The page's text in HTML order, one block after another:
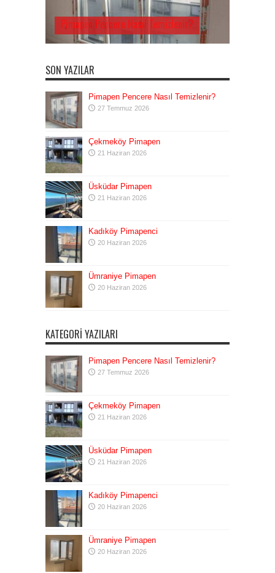
Pimapen Pencere Nasıl Temizlenir?
SON YAZILAR
Pimapen Pencere Nasıl Temizlenir?
27 Temmuz 2026
Çekmeköy Pimapen
21 Haziran 2026
Üsküdar Pimapen
21 Haziran 2026
Kadıköy Pimapenci
20 Haziran 2026
Ümraniye Pimapen
20 Haziran 2026
KATEGORI YAZILARI
Pimapen Pencere Nasıl Temizlenir?
27 Temmuz 2026
Çekmeköy Pimapen
21 Haziran 2026
Üsküdar Pimapen
21 Haziran 2026
Kadıköy Pimapenci
20 Haziran 2026
Ümraniye Pimapen
20 Haziran 2026